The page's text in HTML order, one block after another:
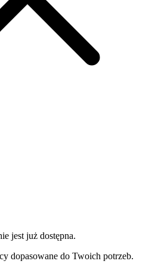
jest już dostępna.
dopasowane do Twoich potrzeb.